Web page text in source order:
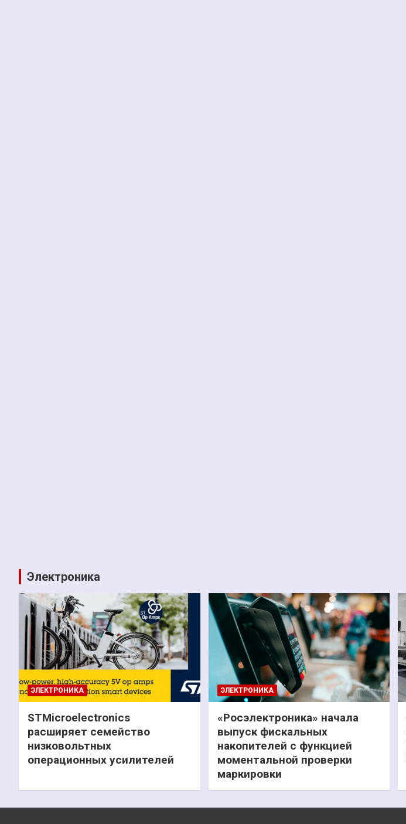
Электроника
ЭЛЕКТРОНИКА
STMicroelectronics
расширяет семейство
низковольтных
операционных усилителей
ЭЛЕКТРОНИКА
«Росэлектроника» начала
выпуск фискальных
накопителей с функцией
моментальной проверки
маркировки